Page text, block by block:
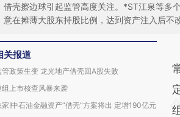
借壳擦边球引起监管高度关注。*ST江泉等多
意在摊薄大股东持股比例，达到资产注入后不
关报道
管政策生变 龙光地产借壳回A股失败
组上市核查风暴来袭
家∣中石油金融资产“借壳”方案将出 定增190亿元